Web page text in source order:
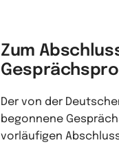
Zum
Der von der
begonnene
vorläufigen